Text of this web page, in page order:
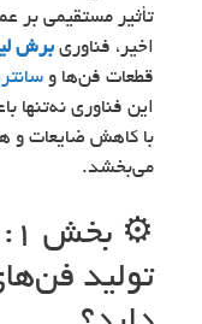
تأثیر مستقیمی بر
اخیر، فناوری برش
قطعات فن‌ها و
این فناوری
با کاهش ضایعات و
می‌بخشد.
تولید